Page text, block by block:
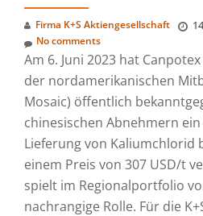
Firma K+S Aktiengesellschaft
No comments
Am 6. Juni 2023 hat
der nordamerikanischen
Mosaic) öffentlich
chinesischen Abnehmern
Lieferung von Kaliumchlorid
einem Preis von 307 USD/t
spielt im Regionalportfolio
nachrangige Rolle. Für die